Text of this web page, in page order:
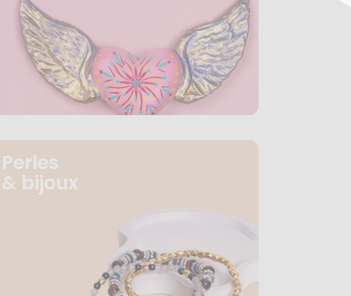
Perles
& bijoux